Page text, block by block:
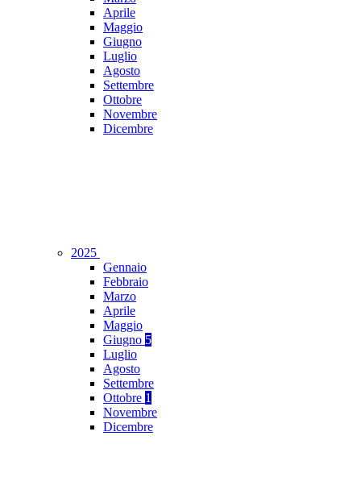
Aprile
Maggio
Giugno
Luglio
Agosto
Settembre
Ottobre
Novembre
Dicembre
2025
Gennaio
Febbraio
Marzo
Aprile
Maggio
Giugno 5
Luglio
Agosto
Settembre
Ottobre 1
Novembre
Dicembre